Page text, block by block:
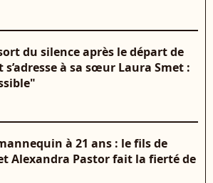
du silence après le départ de
à sa sœur Laura Smet :
à 21 ans : le fils de
Alexandra Pastor fait la fierté de